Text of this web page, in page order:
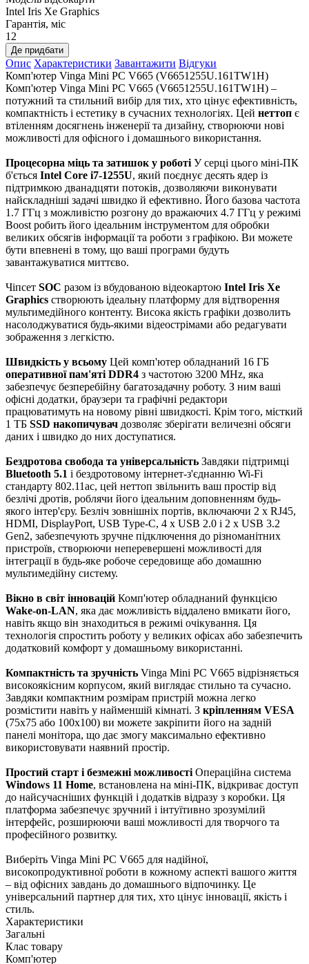
Intel Iris Xe Graphics
Гарантія, міс
12
Де придбати
Опис Характеристики Завантажити Відгуки
Комп'ютер Vinga Mini PC V665 (V6651255U.161TW1H)
Комп'ютер Vinga Mini PC V665 (V6651255U.161TW1H) –
потужний та стильний вибір для тих, хто цінує ефективність,
компактність і естетику в сучасних технологіях. Цей неттоп є
втіленням досягнень інженерії та дизайну, створюючи нові
можливості для офісного і домашнього використання.
Процесорна міць та затишок у роботі У серці цього міні-ПК
б'ється Intel Core i7-1255U, який поєднує десять ядер із
підтримкою дванадцяти потоків, дозволяючи виконувати
найскладніші задачі швидко й ефективно. Його базова частота
1.7 ГГц з можливістю розгону до вражаючих 4.7 ГГц у режимі
Boost робить його ідеальним інструментом для обробки
великих обсягів інформації та роботи з графікою. Ви можете
бути впевнені в тому, що ваші програми будуть
завантажуватися миттєво.
Чіпсет SOC разом із вбудованою відеокартою Intel Iris Xe
Graphics створюють ідеальну платформу для відтворення
мультимедійного контенту. Висока якість графіки дозволить
насолоджуватися будь-якими відеострімами або редагувати
зображення з легкістю.
Швидкість у всьому Цей комп'ютер обладнаний 16 ГБ
оперативної пам'яті DDR4 з частотою 3200 MHz, яка
забезпечує безперебійну багатозадачну роботу. З ним ваші
офісні додатки, браузери та графічні редактори
працюватимуть на новому рівні швидкості. Крім того, місткий
1 ТБ SSD накопичувач дозволяє зберігати величезні обсяги
даних і швидко до них доступатися.
Бездротова свобода та універсальність Завдяки підтримці
Bluetooth 5.1 і бездротовому інтернет-з'єднанню Wi-Fi
стандарту 802.11ac, цей неттоп звільнить ваш простір від
безлічі дротів, роблячи його ідеальним доповненням будь-
якого інтер'єру. Безліч зовнішніх портів, включаючи 2 x RJ45,
HDMI, DisplayPort, USB Type-C, 4 x USB 2.0 і 2 x USB 3.2
Gen2, забезпечують зручне підключення до різноманітних
пристроїв, створюючи неперевершені можливості для
інтеграції в будь-яке робоче середовище або домашню
мультимедійну систему.
Вікно в світ інновацій Комп'ютер обладнаний функцією
Wake-on-LAN, яка дає можливість віддалено вмикати його,
навіть якщо він знаходиться в режимі очікування. Ця
технологія спростить роботу у великих офісах або забезпечить
додатковий комфорт у домашньому використанні.
Компактність та зручність Vinga Mini PC V665 відрізняється
високоякісним корпусом, який виглядає стильно та сучасно.
Завдяки компактним розмірам пристрій можна легко
розмістити навіть у найменшій кімнаті. З кріпленням VESA
(75х75 або 100х100) ви можете закріпити його на задній
панелі монітора, що дає змогу максимально ефективно
використовувати наявний простір.
Простий старт і безмежні можливості Операційна система
Windows 11 Home, встановлена на міні-ПК, відкриває доступ
до найсучасніших функцій і додатків відразу з коробки. Ця
платформа забезпечує зручний і інтуїтивно зрозумілий
інтерфейс, розширюючи ваші можливості для творчого та
професійного розвитку.
Виберіть Vinga Mini PC V665 для надійної,
високопродуктивної роботи в кожному аспекті вашого життя
– від офісних завдань до домашнього відпочинку. Це
універсальний партнер для тих, хто цінує інновації, якість і
стиль.
Характеристики
Загальні
Клас товару
Комп'ютер